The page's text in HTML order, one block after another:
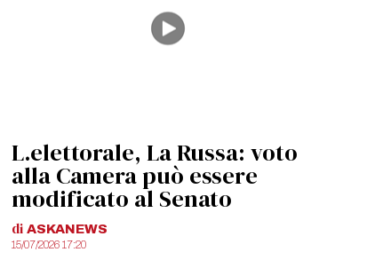
L.elettorale, La Russa: voto
alla Camera può essere
modificato al Senato
di ASKANEWS
15/07/2026 17:20